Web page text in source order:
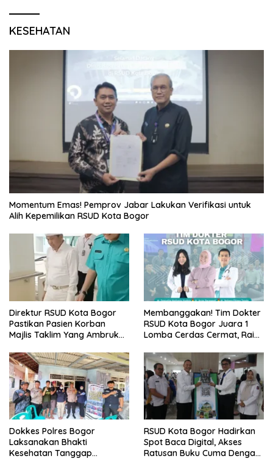
KESEHATAN
Momentum Emas! Pemprov Jabar Lakukan Verifikasi untuk
Alih Kepemilikan RSUD Kota Bogor
Direktur RSUD Kota Bogor
Pastikan Pasien Korban
Majlis Taklim Yang Ambruk
Perawatan Maksimal
Membanggakan! Tim Dokter
RSUD Kota Bogor Juara 1
Lomba Cerdas Cermat, Raih
Se-Bogor
Dokkes Polres Bogor
Laksanakan Bhakti
Kesehatan Tanggap
RSUD Kota Bogor Hadirkan
Spot Baca Digital, Akses
Ratusan Buku Cuma Dengan